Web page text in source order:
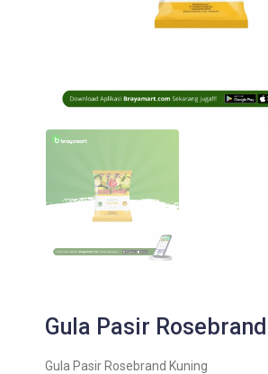
Gula Pasir
Gula Pasir Rosebrand Kuning